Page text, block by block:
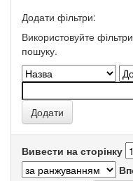
Додати фільтри:
Використовуйте
пошуку.
Вивести на сторінку